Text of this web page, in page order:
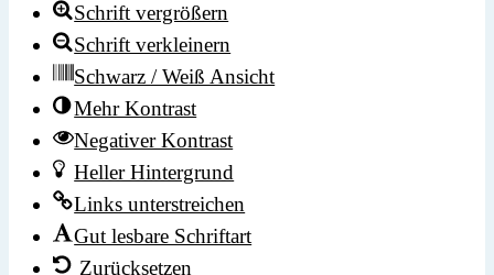
Schrift vergrößern
Schrift verkleinern
Schwarz / Weiß Ansicht
Mehr Kontrast
Negativer Kontrast
Heller Hintergrund
Links unterstreichen
Gut lesbare Schriftart
Zurücksetzen